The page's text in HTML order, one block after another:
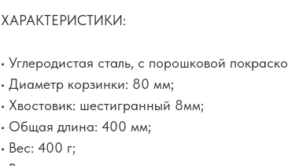
ХАРАКТЕРИСТИКИ:
• Углеродистая сталь, с порошковой
• Диаметр корзинки: 80 мм;
• Хвостовик: шестигранный 8мм;
• Общая длина: 400 мм;
• Вес: 400 г;